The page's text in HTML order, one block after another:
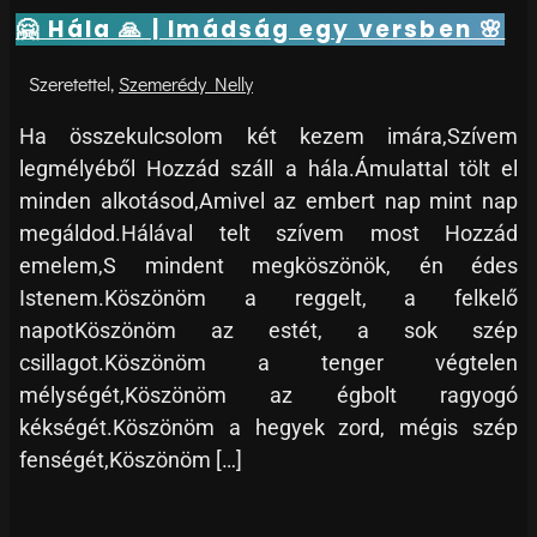
🤗 Hála 🙏 | Imádság egy versben 🌸
Szemerédy Nelly
Ha összekulcsolom két kezem imára,Szívem
legmélyéből Hozzád száll a hála.Ámulattal tölt el
minden alkotásod,Amivel az embert nap mint nap
megáldod.Hálával telt szívem most Hozzád
emelem,S mindent megköszönök, én édes
Istenem.Köszönöm a reggelt, a felkelő
napotKöszönöm az estét, a sok szép
csillagot.Köszönöm a tenger végtelen
mélységét,Köszönöm az égbolt ragyogó
kékségét.Köszönöm a hegyek zord, mégis szép
fenségét,Köszönöm […]